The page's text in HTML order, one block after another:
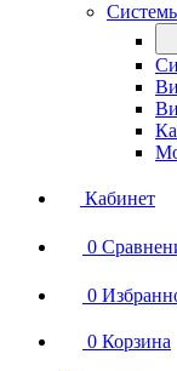
Кабинет
0
0
0 Корзина